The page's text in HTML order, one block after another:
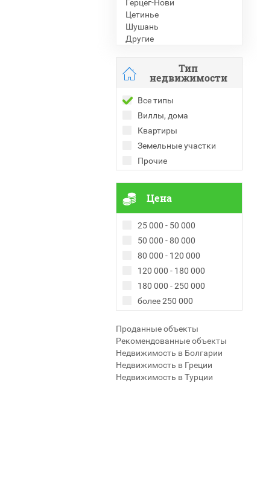
Герцег-Нови
Цетинье
Шушань
Другие
Тип
недвижимости
Все типы
Виллы, дома
Квартиры
Земельные участки
Прочие
Цена
25 000 - 50 000
50 000 - 80 000
80 000 - 120 000
120 000 - 180 000
180 000 - 250 000
более 250 000
Проданные объекты
Рекомендованные объекты
Недвижимость в Болгарии
Недвижимость в Греции
Недвижимость в Турции